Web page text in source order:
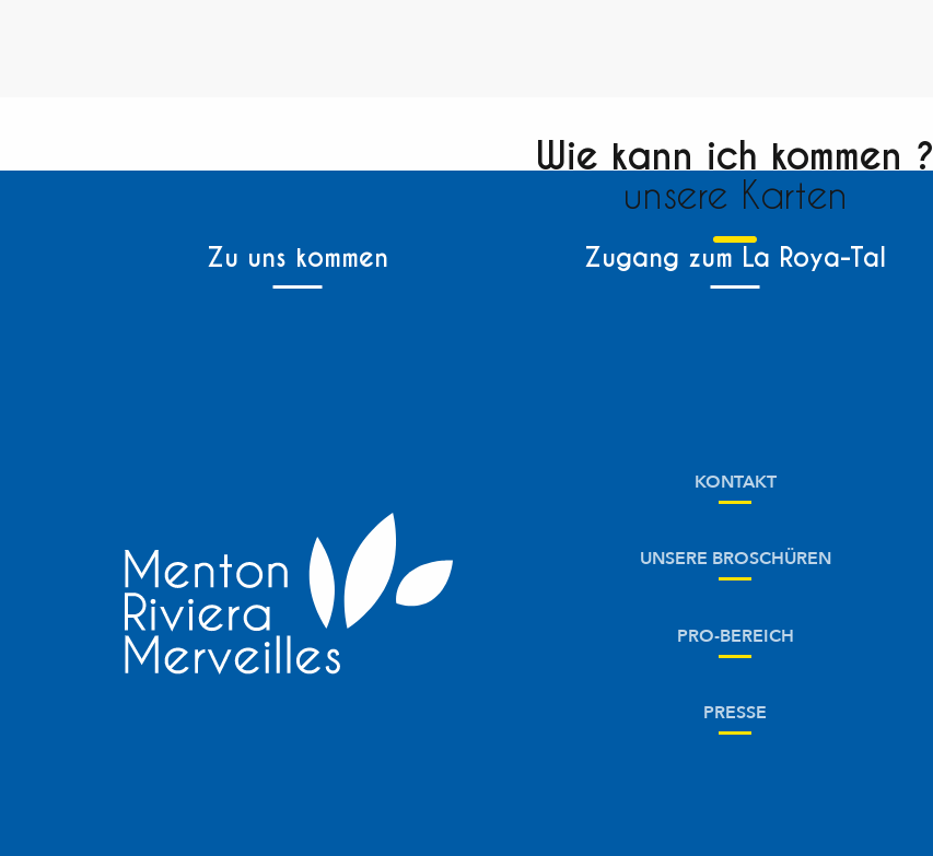
Wie kann ich kommen ?
unsere Karten
Zu uns kommen Zugang zum La Roya-Tal
KONTAKT
UNSERE BROSCHÜREN
PRO-BEREICH
PRESSE